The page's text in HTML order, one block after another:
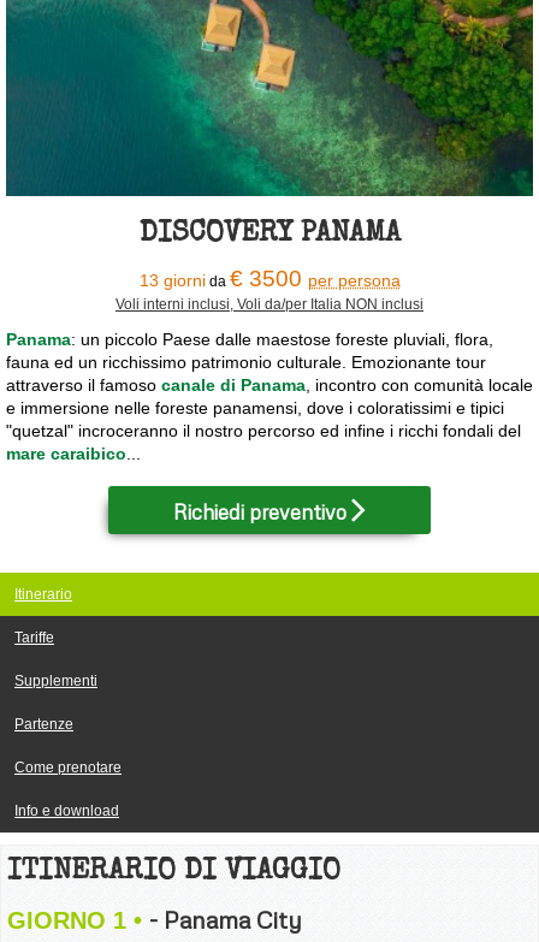
DISCOVERY PANAMA
13 giornida € 3500 per persona
Voli interni inclusi, Voli da/per Italia NON inclusi
Panama: un piccolo Paese dalle maestose foreste pluviali, flora,
fauna ed un ricchissimo patrimonio culturale. Emozionante tour
attraverso il famoso canale di Panama , incontro con comunità locale
e immersione nelle foreste panamensi, dove i coloratissimi e tipici
"quetzal" incroceranno il nostro percorso ed infine i ricchi fondali del
mare caraibico
Richiedi preventivo
Itinerario
Tariffe
Supplementi
Partenze
Come prenotare
Info e download
ITINERARIO DI VIAGGIO
GIORNO 1 - Panama City